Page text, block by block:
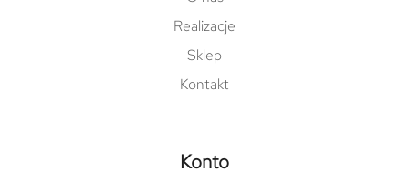
Realizacje
Sklep
Kontakt
Konto